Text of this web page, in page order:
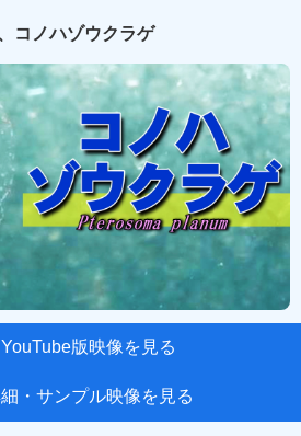
コノハゾウクラゲ
版映像を見る
・サンプル映像を見る